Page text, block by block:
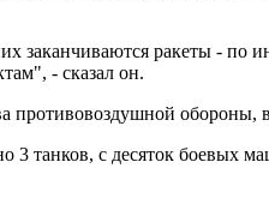
заканчиваются ракеты - по
- сказал он.
противовоздушной
танков, с десяток боевых